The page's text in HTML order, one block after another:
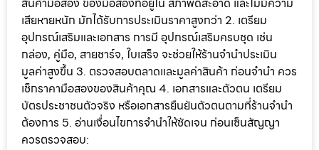
เสียหายหนัก มักได้รับการประเมินราคาสูงกว่า 2. เตรียม
อุปกรณ์เสริมและเอกสาร การมี อุปกรณ์เสริมครบชุด เช่น
กล่อง, คู่มือ, สายชาร์จ, ใบเสร็จ จะช่วยให้ร้านจำนำประเมิน
มูลค่าสูงขึ้น 3. ตรวจสอบตลาดและมูลค่าสินค้า ก่อนจำนำ ควร
เช็กราคามือสองของสินค้าคุณ 4. เอกสารและตัวตน เตรียม
บัตรประชาชนตัวจริง หรือเอกสารยืนยันตัวตนตามที่ร้านจำนำ
ต้องการ 5. อ่านเงื่อนไขการจำนำให้ชัดเจน ก่อนเซ็นสัญญา
ควรตรวจสอบ: